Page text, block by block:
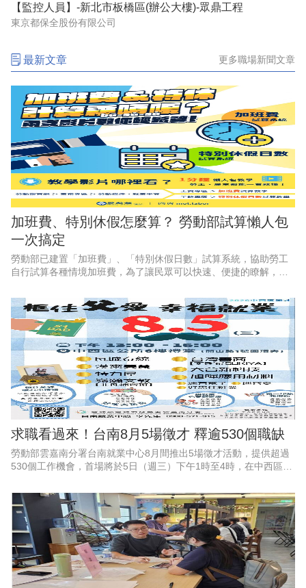
【監控人員】-新北市板橋區(辦公大樓)-眾鼎工程
東京都保全股份有限公司
最新文章 更多職場新聞文章
加班費、特別休假怎麼算？ 勞動部試算懶人包
一次搞定
勞動部已建置「加班費」、「特別休假日數」試算系統，協助勞工
自行試算各種情境加班費，為了讓民眾可以快速、便捷的瞭解，勞
雇主都能一看就懂、動動手
求職看過來！台南8月5場徵才 釋逾530個職缺
勞動部雲嘉南分署台南就業中心8月間推出5場徵才活動，提供超過
530個工作機會，首場將於5日（週三）下午1時至4時，在中西區公
家企業現場徵才、